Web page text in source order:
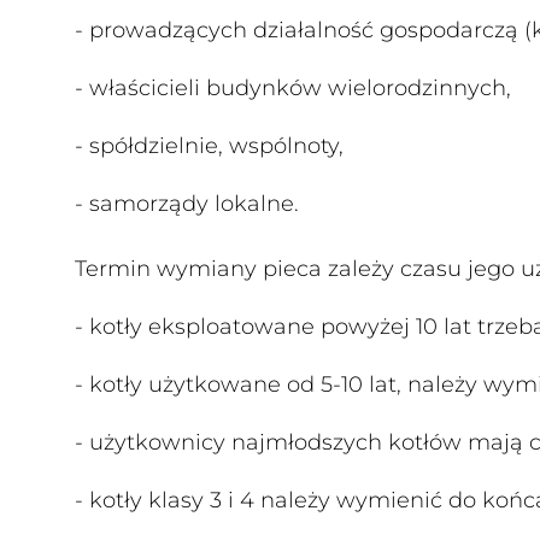
- prowadzących działalność gospodarczą
- właścicieli budynków wielorodzinnych,
- spółdzielnie, wspólnoty,
- samorządy lokalne.
Termin wymiany pieca zależy czasu jego
- kotły eksploatowane powyżej 10 lat
- kotły użytkowane od 5-10 lat, należy
- użytkownicy najmłodszych kotłów mają
- kotły klasy 3 i 4 należy wymienić do